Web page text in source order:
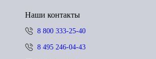
Наши контакты
8 800 333-25-40
8 495 246-04-43